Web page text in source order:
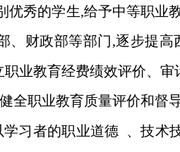
优秀的学生,给予中等职业
、财政部等部门,逐步提
职业教育经费绩效评价、
全职业教育质量评价和督
学习者的职业道德 、技术